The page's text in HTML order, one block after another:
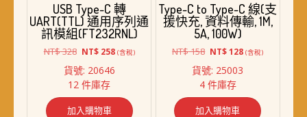
USB Type-C 轉
UART(TTL) 通用序列通
訊模組(FT232RNL)
NT$328 原
價
格：
NT$ 328。
NT$258目
價
NT$ 258。
(含稅)
貨號: 20646
12 件庫存
加入購物車
Type-C to Type-C 線(支
援快充, 資料傳輸, 1M,
5A, 100W)
NT$158 原
價
格：
NT$ 158。
NT$128目
NT$ 128。
(含稅)
貨號: 25003
4 件庫存
加入購物車